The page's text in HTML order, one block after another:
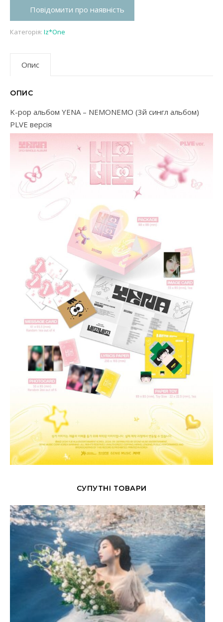
Повідомити про наявність
Категорія: Iz*One
Опис
ОПИС
K-pop альбом YENA – NEMONEMO (3й сингл альбом)
PLVE версія
СУПУТНІ ТОВАРИ